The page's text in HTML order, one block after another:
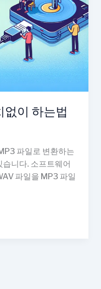
이 하는법
파일로 변환하는
습니다. 소프트웨어
파일을 MP3 파일